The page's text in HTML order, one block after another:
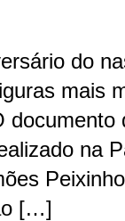
do
mais
documento
na
[…]